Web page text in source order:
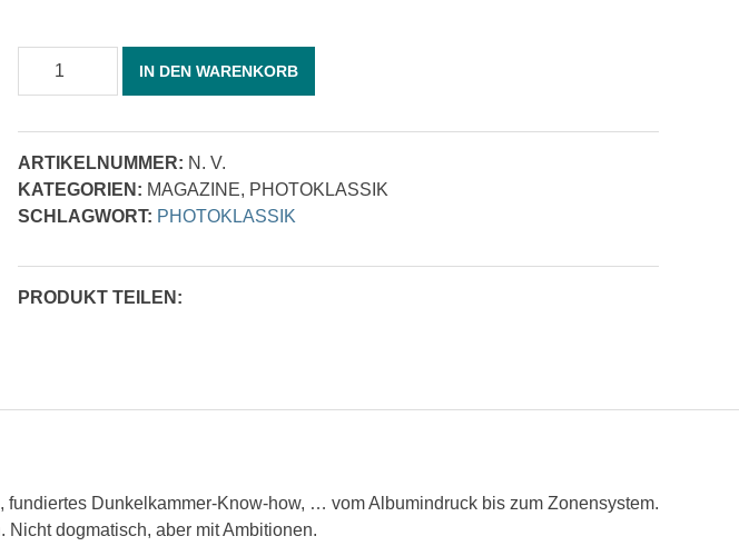
IN DEN WARENKORB
ARTIKELNUMMER: N. V.
KATEGORIEN: MAGAZINE, PHOTOKLASSIK
SCHLAGWORT: PHOTOKLASSIK
PRODUKT TEILEN:
Dunkelkammer-Know-how, … vom Albumindruck bis zum Zonensystem.
dogmatisch, aber mit Ambitionen.